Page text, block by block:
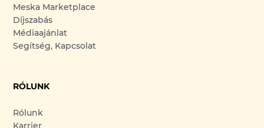
Meska Marketplace
Díjszabás
Médiaajánlat
Segítség, Kapcsolat
RÓLUNK
Rólunk
Karrier